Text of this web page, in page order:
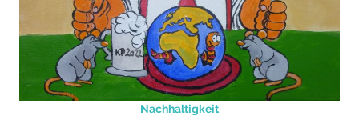
Nachhaltigkeit